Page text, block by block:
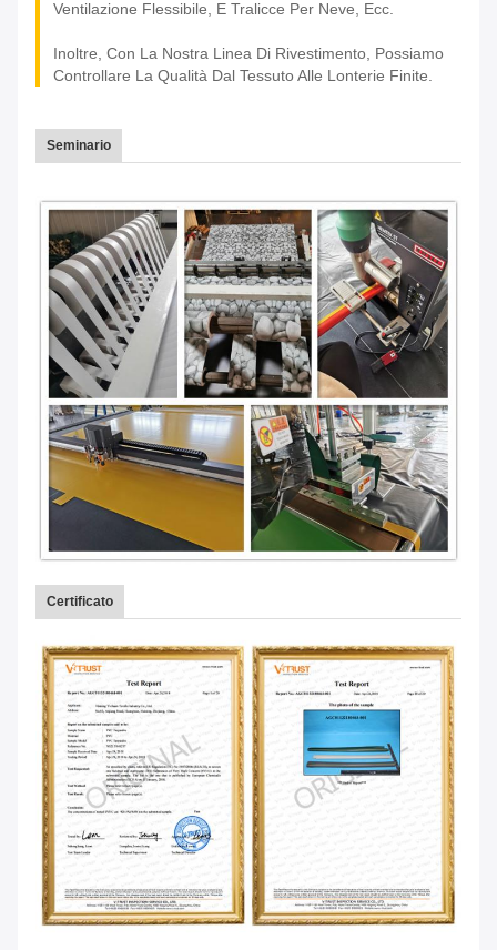
Ventilazione Flessibile, E Tralicce Per Neve, Ecc.
Inoltre, Con La Nostra Linea Di Rivestimento, Possiamo
Controllare La Qualità Dal Tessuto Alle Lonterie Finite.
Seminario
Certificato